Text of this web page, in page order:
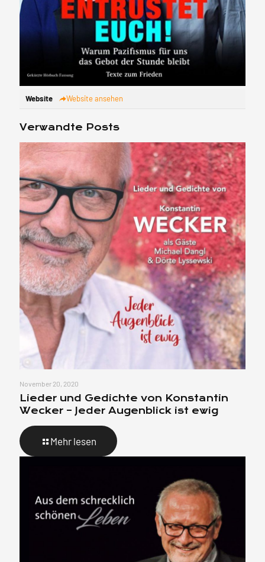
Website Website ansehen
Verwandte Posts
November 20, 2020
Lieder und Gedichte von Konstantin
Wecker – Jeder Augenblick ist ewig
Mehr lesen